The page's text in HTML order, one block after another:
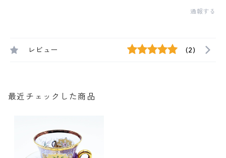
通報する
レビュー (2)
最近チェックした商品